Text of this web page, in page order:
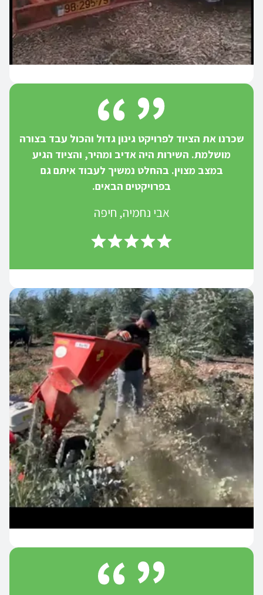
שכרנו את הציוד לפרויקט גינון גדול והכול עבד בצורה
מושלמת. השירות היה אדיב ומהיר, והציוד הגיע
במצב מצוין. בהחלט נמשיך לעבוד איתם גם
בפרויקטים הבאים.
אבי נחמיה, חיפה